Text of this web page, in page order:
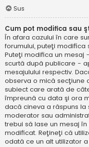
Sus
Cum pot modifica sau
În afara cazului în care
forumului, puteţi
Puteţi modifica un mesaj
scurtă după publicare -
mesajulului respectiv.
observa o mică secţiune
subiect care arată de
împreună cu data şi ora
dacă cineva a răspuns
moderator sau
trebui să lase un mesaj
modificat. Reţineţi că
odată ce un alt utilizator a